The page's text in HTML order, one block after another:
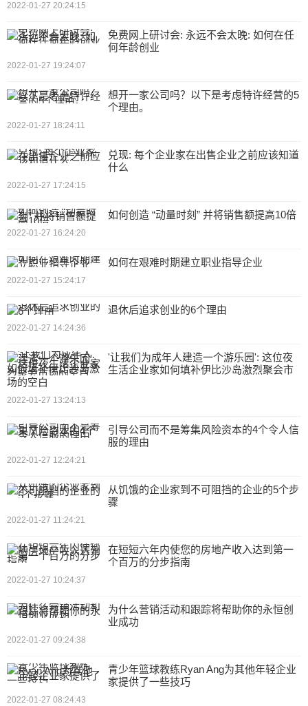
2022-01-27 20:24:15
免费网上研讨会: 永远不会太晚: 如何在任
何年龄创业
2022-01-27 19:24:07
想开一家公司吗？以下是考虑特许经营的5
个理由。
2022-01-27 18:24:11
兑现: 每个企业家在出售企业之前应该知道
什么
2022-01-27 17:24:15
如何创造 “动量时刻” 并将销售额提高10倍
2022-01-27 16:24:20
如何在艰难时期建立职业指导企业
2022-01-27 15:24:17
退休后追求创业的6个理由
2022-01-27 14:24:36
'让我们为成年人建造一个游乐园': 这位夜
生活企业家如何填补伊比沙岛激烈聚会市
场的空白
2022-01-27 13:24:13
引导公司而不是筹集风险资本的4个令人信
服的理由
2022-01-27 12:24:21
从饥饿的企业家到不可阻挡的企业的5个步
骤
2022-01-27 11:24:21
在短短六年内使您的房地产收入达到第一
个百万的分步指南
2022-01-27 10:24:37
为什么营销活动和跟踪将帮助你的永恒创
业成功
2022-01-27 09:24:38
青少年篮球教练Ryan Ang为其他年轻企业
家提供了一些技巧
2022-01-27 08:24:43